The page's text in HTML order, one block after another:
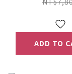
ADD TO